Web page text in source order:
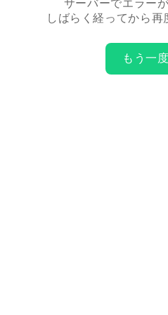
サーバーでエラー
しばらく経ってから再
もう一